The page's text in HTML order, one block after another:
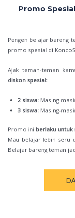
Promo
Pengen belajar bareng
promo spesial di
Ajak teman-teman
diskon spesial:
2 siswa: Masing-
3 siswa: Masing-
Promo ini berlaku untuk
Mau belajar lebih seru
Belajar bareng teman